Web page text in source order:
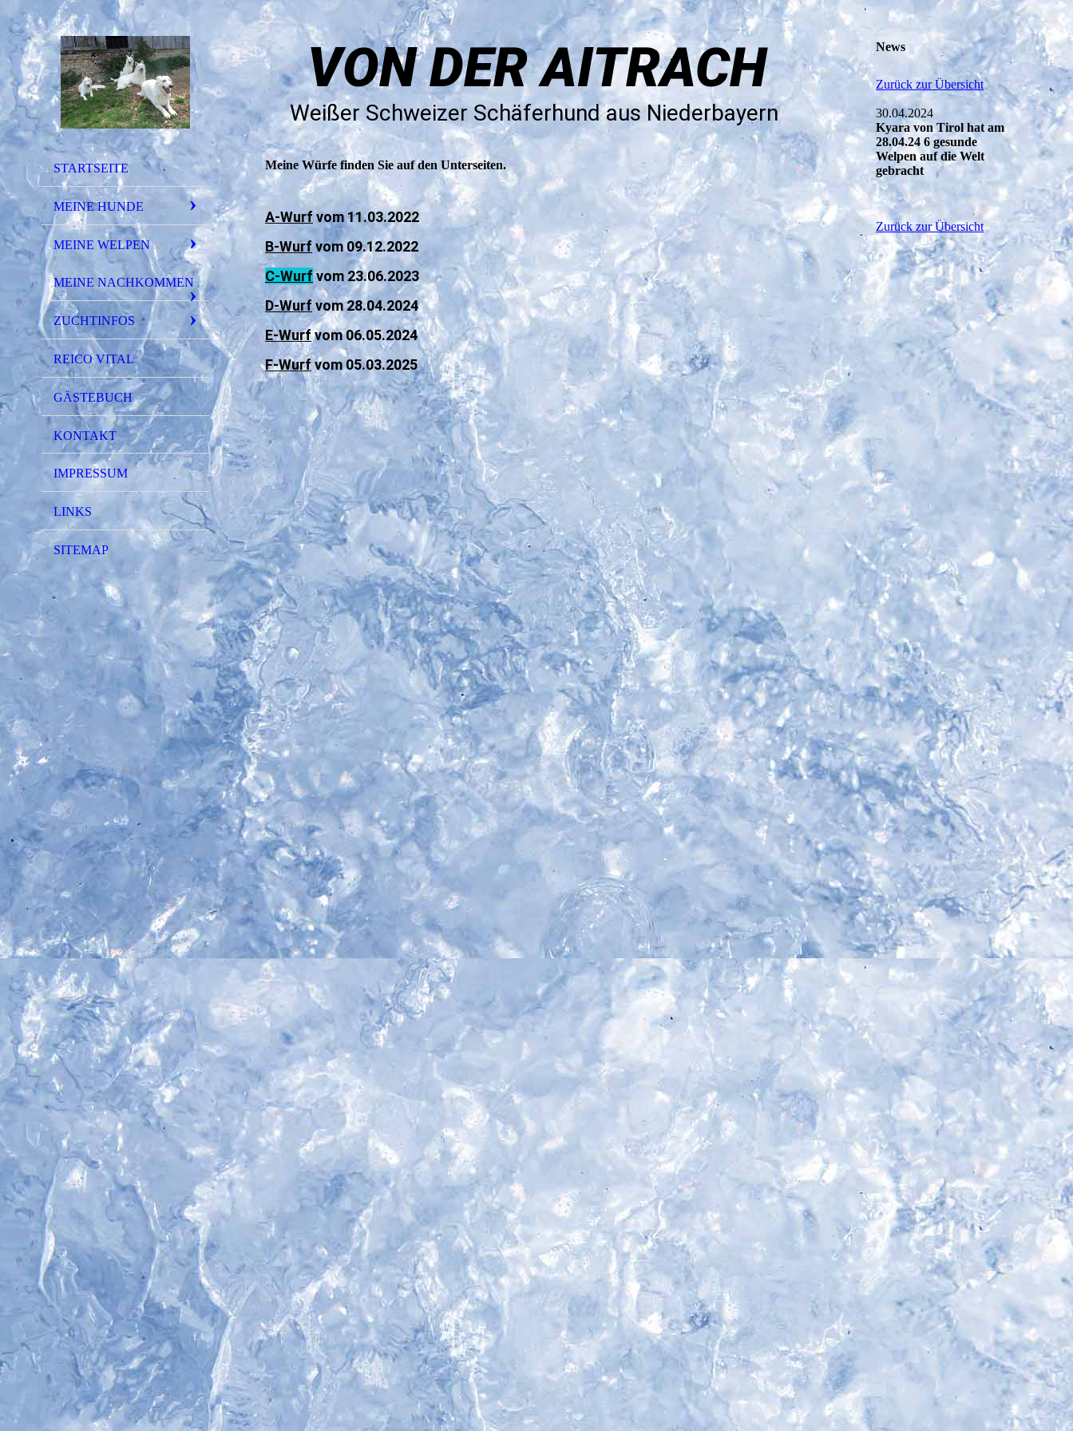
STARTSEITE
MEINE HUNDE
MEINE WELPEN
MEINE NACHKOMMEN
ZUCHTINFOS
REICO VITAL
GÄSTEBUCH
KONTAKT
IMPRESSUM
LINKS
SITEMAP
VON DER AITRACH
Weißer Schweizer Schäferhund aus Niederbayern
Meine Würfe finden Sie auf den Unterseiten.
A-Wurfvom 11.03.2022
B-Wurf vom 09.12.2022
C-Wurfvom 23.06.2023
D-Wurfvom 28.04.2024
E-Wurfvom 06.05.2024
F-Wurfvom 05.03.2025
News
Zurück zur Übersicht
30.04.2024
Kyara von Tirol hat am
28.04.24 6 gesunde
Welpen auf die Welt
gebracht
Zurück zur Übersicht